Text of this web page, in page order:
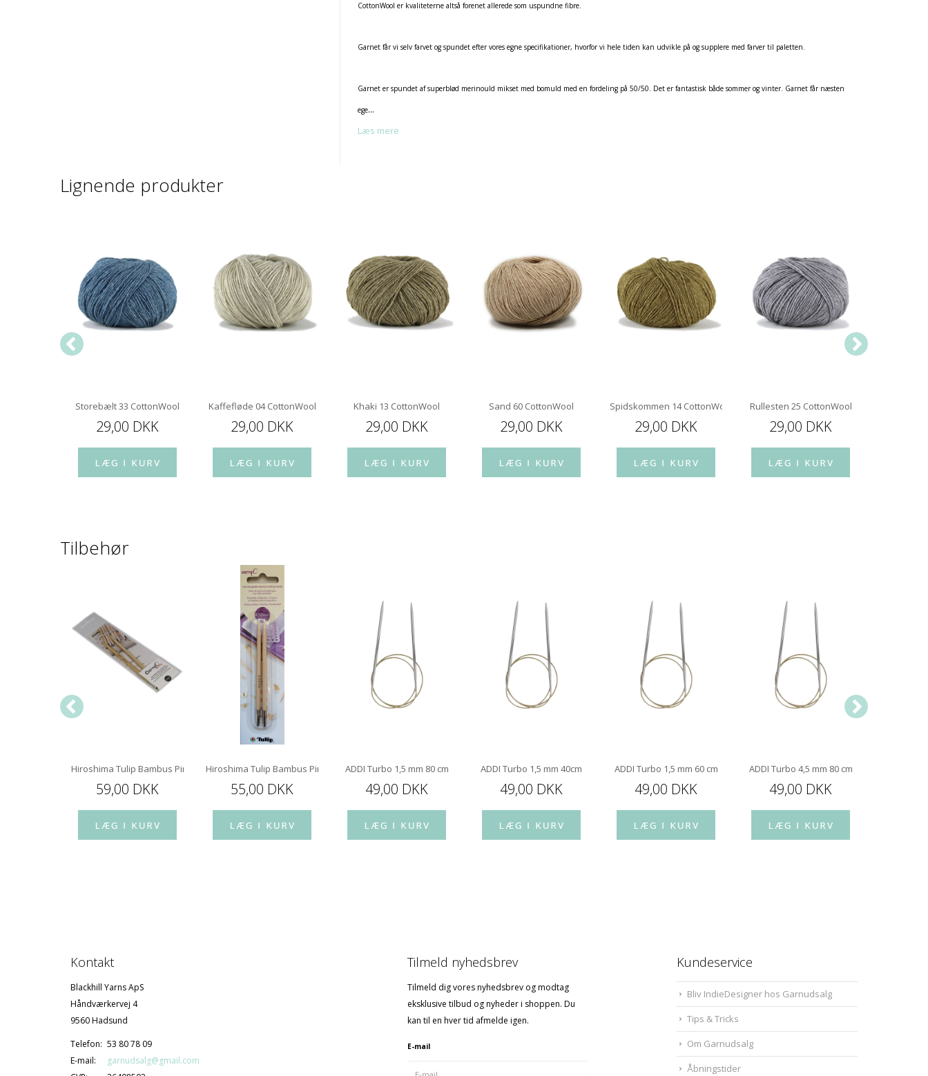
CottonWool er kvaliteterne altså forenet allerede som uspundne fibre.
Garnet får vi selv farvet og spundet efter vores egne specifikationer, hvorfor vi hele tiden kan udvikle på og supplere med farver til paletten.
Garnet er spundet af superblød merinould mikset med bomuld med en fordeling på 50/50. Det er fantastisk både sommer og vinter. Garnet får næsten
ege...
Læs mere
Lignende produkter
Storebælt 33 CottonWool
29,00 DKK
Kaffefløde 04 CottonWool
29,00 DKK
Khaki 13 CottonWool
29,00 DKK
Sand 60 CottonWool
29,00 DKK
Spidskommen 14 CottonWool
29,00 DKK
Rullesten 25 CottonWool
29,00 DKK
Tilbehør
Hiroshima Tulip Bambus Pindespids 12 cm
59,00 DKK
Hiroshima Tulip Bambus Pindespids 10 cm
55,00 DKK
ADDI Turbo 1,5 mm 80 cm
49,00 DKK
ADDI Turbo 1,5 mm 40cm
49,00 DKK
ADDI Turbo 1,5 mm 60 cm
49,00 DKK
ADDI Turbo 4,5 mm 80 cm
49,00 DKK
Kontakt
Blackhill Yarns ApS
Håndværkervej 4
9560 Hadsund
Telefon: 53 80 78 09
E-mail:
garnudsalg@gmail.com
Tilmeld nyhedsbrev
Tilmeld dig vores nyhedsbrev og modtag
eksklusive tilbud og nyheder i shoppen. Du
kan til en hver tid afmelde igen.
E-mail
Kundeservice
Bliv IndieDesigner hos Garnudsalg
Tips & Tricks
Om Garnudsalg
Åbningstider